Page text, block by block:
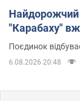
Найдорожчий
"Карабаху"
Поєдинок
6.08.2026 20:48